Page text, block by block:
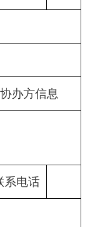
办方信息
系电话